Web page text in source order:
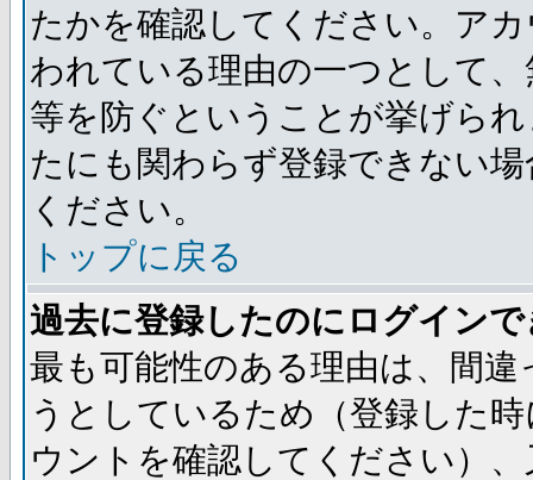
たかを確認してください。ア
われている理由の一つとして
等を防ぐということが挙げら
たにも関わらず登録できない
ください。
トップに戻る
過去に登録したのにログイン
最も可能性のある理由は、間
うとしているため（登録した
ウントを確認してください）